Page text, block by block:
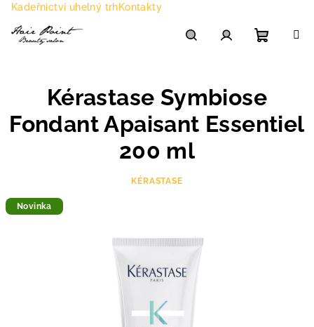
Přejít
obsah
Kadeřnictví uhelný trhKontakty
košík
Kérastase Symbiose
Fondant Apaisant Essentiel
200 ml
KÉRASTASE
Novinka